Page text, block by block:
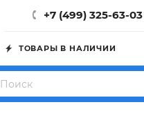
+7 (499) 325-63-03
ТОВАРЫ В НАЛИЧИИ